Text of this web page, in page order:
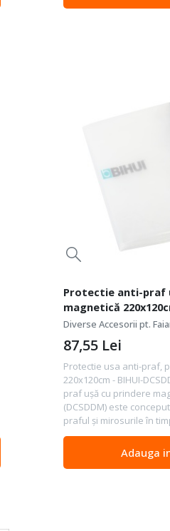
Protectie anti-praf
magnetică
DCSDDM
Diverse Accesorii pt.
Protectie usa anti-praf,
220x120cm - BIHUI-
praf ușă cu prindere
(DCSDDM) este
praful și mirosurile în
87,55 Lei
Adauga